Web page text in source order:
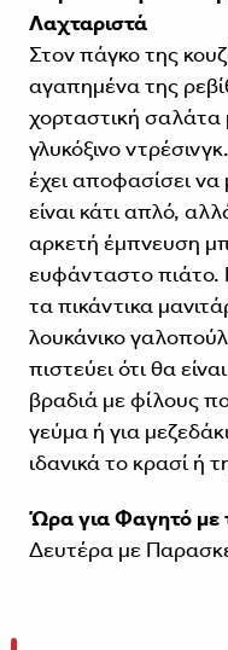
Λαχταριστά
Στον πάγκο της
αγαπημένα της
χορταστική σαλάτα
γλυκόξινο
έχει αποφασίσει να
είναι κάτι απλό,
αρκετή έμπνευση
ευφάνταστο πιάτο.
τα πικάντικα
λουκάνικο
πιστεύει ότι θα
βραδιά με φίλους
γεύμα ή για
ιδανικά το κρασί ή
Ώρα για Φαγητό με
Δευτέρα με